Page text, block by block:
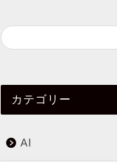
カテゴリー
AI